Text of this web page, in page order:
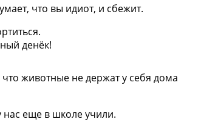
что вы идиот, и сбежит.
денёк!
животные не держат у себя дома
еще в школе учили.